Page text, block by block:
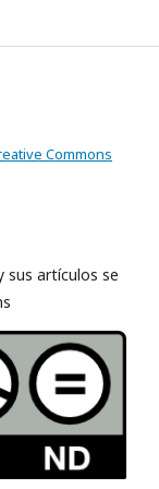
Commons
artículos se